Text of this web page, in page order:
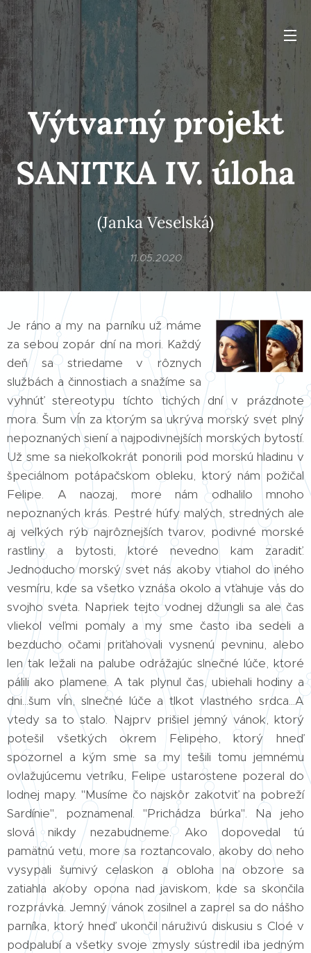
Výtvarný projekt
SANITKA IV. úloha
(Janka Veselská)
11.05.2020
Je ráno a my na parníku už máme
za sebou zopár dní na mori. Každý
deň sa striedame v rôznych
službách a činnostiach a snažíme sa
vyhnúť stereotypu tíchto tichých dní v prázdnote
mora. Šum vĺn za ktorým sa ukrýva morský svet plný
nepoznaných siení a najpodivnejších morských bytostí.
Už sme sa niekoľkokrát ponorili pod morskú hladinu v
špeciálnom potápačskom obleku, ktorý nám požičal
Felipe. A naozaj, more nám odhalilo mnoho
nepoznaných krás. Pestré húfy malých, stredných ale
aj veľkých rýb najrôznejších tvarov, podivné morské
rastliny a bytosti, ktoré nevedno kam zaradiť.
Jednoducho morský svet nás akoby vtiahol do iného
vesmíru, kde sa všetko vznáša okolo a vťahuje vás do
svojho sveta. Napriek tejto vodnej džungli sa ale čas
vliekol veľmi pomaly a my sme často iba sedeli a
bezducho očami priťahovali vysnenú pevninu, alebo
len tak ležali na palube odrážajúc slnečné lúče, ktoré
pálili ako plamene. A tak plynul čas, ubiehali hodiny a
dni...šum vĺn, slnečné lúče a tlkot vlastného srdca...A
vtedy sa to stalo. Najprv prišiel jemný vánok, ktorý
potešil všetkých okrem Felipeho, ktorý hneď
spozornel a kým sme sa my tešili tomu jemnému
ovlažujúcemu vetríku, Felipe ustarostene pozeral do
lodnej mapy. "Musíme čo najskôr zakotviť na pobreží
Sardínie", poznamenal. "Prichádza búrka". Na jeho
slová nikdy nezabudneme. Ako dopovedal tú
pamätnú vetu, more sa roztancovalo, akoby do neho
vysypali šumivý celaskon a obloha na obzore sa
zatiahla akoby opona nad javiskom, kde sa skončila
rozprávka. Jemný vánok zosilnel a zaprel sa do nášho
parníka, ktorý hneď ukončil náruživú diskusiu s Cloé v
podpalubí a všetky svoje zmysly sústredil iba jedným